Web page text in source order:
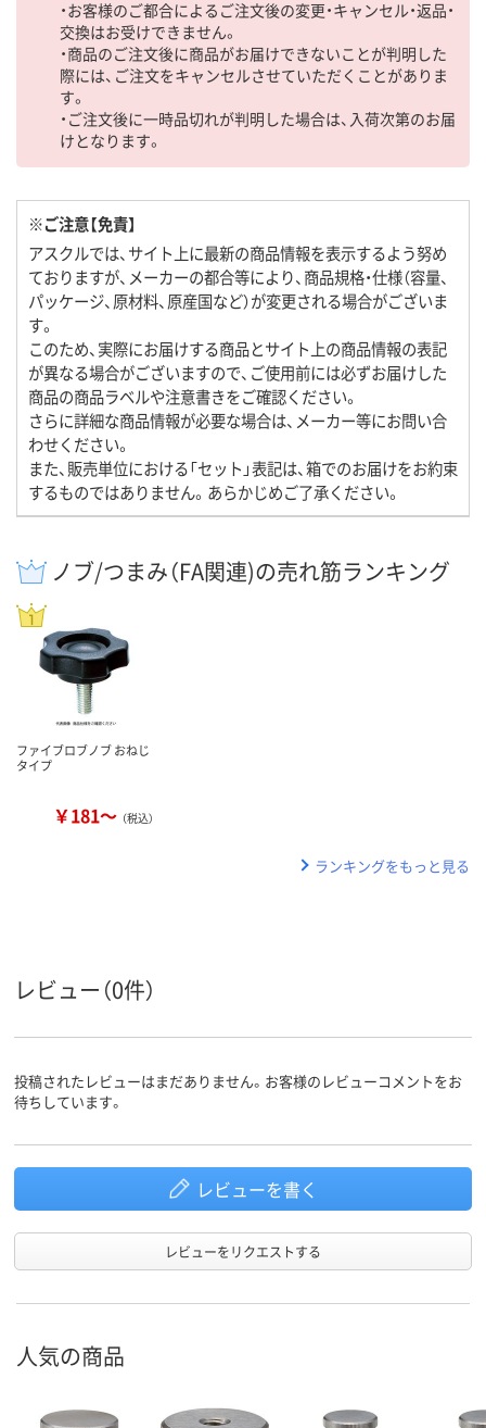
・お客様のご都合によるご注文後の変更・キャンセル・返品・
交換はお受けできません。
・商品のご注文後に商品がお届けできないことが判明した
際には、ご注文をキャンセルさせていただくことがありま
す。
・ご注文後に一時品切れが判明した場合は、入荷次第のお届
けとなります。
※ご注意【免責】
アスクルでは、サイト上に最新の商品情報を表示するよう努め
ておりますが、メーカーの都合等により、商品規格・仕様（容量、
パッケージ、原材料、原産国など）が変更される場合がございま
す。
このため、実際にお届けする商品とサイト上の商品情報の表記
が異なる場合がございますので、ご使用前には必ずお届けした
商品の商品ラベルや注意書きをご確認ください。
さらに詳細な商品情報が必要な場合は、メーカー等にお問い合
わせください。
また、販売単位における「セット」表記は、箱でのお届けをお約束
するものではありません。あらかじめご了承ください。
ノブ/つまみ（FA関連)の売れ筋ランキング
ファイブロブノブ おねじ
タイプ
￥181～ （税込）
ランキングをもっと見る
レビュー（0件）
投稿されたレビューはまだありません。お客様のレビューコメントをお
待ちしています。
レビューを書く
レビューをリクエストする
人気の商品